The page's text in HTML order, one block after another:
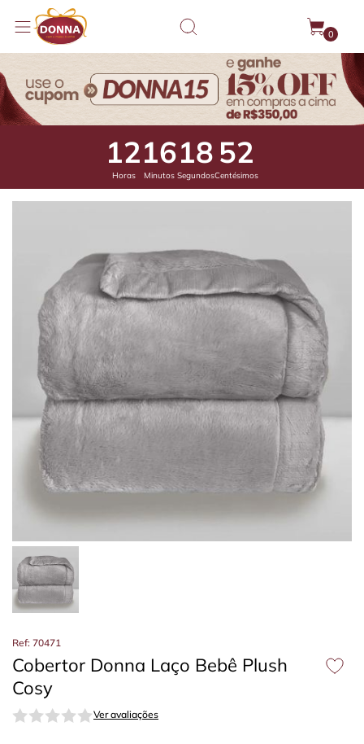
0
12
Horas
16
Minutos
18
Segundos
6
Centésimos
Ref: 70471
Cobertor Donna Laço Bebê Plush
Cosy
Ver avaliações